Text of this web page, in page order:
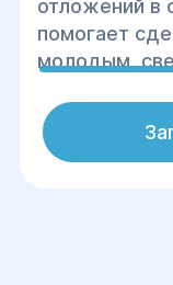
отложений в
помогает
молодым,